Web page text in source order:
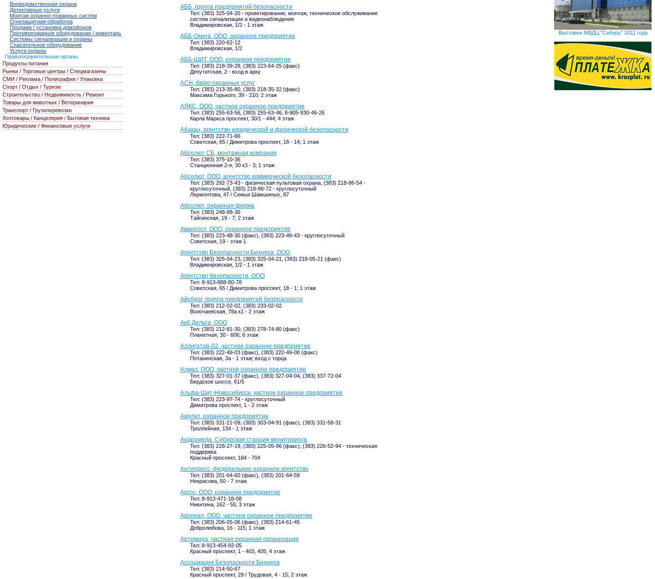
АББ, группа предприятий безопасности
Тел: (383) 325-04-20 - проектирование, монтаж, техническое обслуживание
систем сигнализации и видеонаблюдения
Владимировская, 1/2 - 1 этаж
АББ-Омега, ООО, охранное предприятие
Тел: (383) 220-62-12
Владимировская, 1/2
АББ-ЩИТ, ООО, охранное предприятие
Тел: (383) 218-39-28, (383) 223-64-25 (факс)
Депутатская, 2 - вход в арку
АСН, бюро охранных услуг
Тел: (383) 213-35-80, (383) 218-35-32 (факс)
Максима Горького, 39 - 210; 2 этаж
АЯКС, ООО, частное охранное предприятие
Тел: (383) 255-63-56, (383) 255-63-46, 8-905-930-46-26
Карла Маркса проспект, 30/1 - 444; 4 этаж
Абакан, агентство юридической и физической безопасности
Тел: (383) 222-71-66
Советская, 65 / Димитрова проспект, 18 - 14; 1 этаж
Абсолют СБ, монтажная компания
Тел: (383) 375-10-36
Станционная 2-я, 30 к3 - 3; 1 этаж
Абсолют, ООО, агентство коммерческой безопасности
Тел: (383) 292-73-43 - физическая пультовая охрана, (383) 218-86-54 -
круглосуточный, (383) 218-86-72 - круглосуточный
Лермонтова, 47 / Семьи Шамшиных, 87
Абсолют, охранная фирма
Тел: (383) 248-88-30
Тайгинская, 19 - 7; 2 этаж
Аванпост, ООО, охранное предприятие
Тел: (383) 223-48-30 (факс), (383) 223-49-43 - круглосуточный
Советская, 19 - этаж 1
Агентство Безопасности Бизнеса, ООО
Тел: (383) 325-04-23, (383) 325-04-21, (383) 218-05-21 (факс)
Владимировская, 1/2 - 1 этаж
Агентство безопасности, ООО
Тел: 8-913-888-80-78
Советская, 65 / Димитрова проспект, 18 - 1; 1 этаж
Айсберг, группа предприятий безопасности
Тел: (383) 212-02-02, (383) 233-02-02
Волочаевская, 78а к1 - 2 этаж
Акб Дельта, ООО
Тел: (383) 212-81-30, (383) 278-74-80 (факс)
Планетная, 30 - 606; 6 этаж
Аллигатор-02, частное охранное предприятие
Тел: (383) 222-49-03 (факс), (383) 222-49-08 (факс)
Потанинская, 3а - 1 этаж; вход с торца
Алмаз, ООО, частное охранное предприятие
Тел: (383) 327-01-37 (факс), (383) 327-04-04, (383) 337-72-04
Бердское шоссе, 61/5
Альфа-Щит-Новосибирск, частное охранное предприятие
Тел: (383) 223-97-74 - круглосуточный
Димитрова проспект, 1 - 2 этаж
Амулет, охранное предприятие
Тел: (383) 331-21-09, (383) 303-04-91 (факс), (383) 331-58-31
Троллейная, 134 - 1 этаж
Андромеда, Сибирская станция мониторинга
Тел: (383) 228-27-19, (383) 225-05-96 (факс), (383) 226-52-94 - техническая
поддержка
Красный проспект, 184 - 704
Антипресс, федеральное охранное агентство
Тел: (383) 201-64-60 (факс), (383) 201-64-59
Некрасова, 50 - 7 этаж
Аргос, ООО, охранное предприятие
Тел: 8-913-471-18-08
Никитина, 162 - 55; 3 этаж
Арсенал, ООО, частное охранное предприятие
Тел: (383) 206-05-06 (факс), (383) 214-61-45
Добролюбова, 16 - 115; 1 этаж
Артемида, частная охранная организация
Тел: 8-913-454-92-05
Красный проспект, 1 - 403, 405; 4 этаж
Ассоциация Безопасности Бизнеса
Тел: (383) 214-50-67
Красный проспект, 29 / Трудовая, 4 - 15; 2 этаж
Вневедомственная охрана
Детективные услуги
Монтаж охранно-пожарных систем
Огнезащитная обработка
Продажа / установка домофонов
Противопожарное оборудование / инвентарь
Системы сигнализации и охраны
Спасательное оборудование
Услуги охраны
Правоохранительные органы
Продукты питания
Рынки / Торговые центры / Спецмагазины
СМИ / Реклама / Полиграфия / Упаковка
Спорт / Отдых / Туризм
Строительство / Недвижимость / Ремонт
Товары для животных / Ветеринария
Транспорт / Грузоперевозки
Хозтовары / Канцелярия / Бытовая техника
Юридические / Финансовые услуги
Выставки МВДЦ "Сибирь" 2011 года